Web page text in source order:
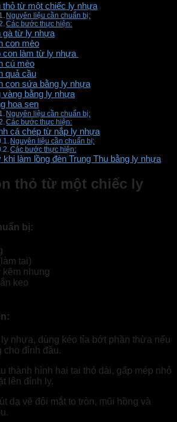
thỏ từ một chiếc ly nhựa
Nguyên liệu cần chuẩn bị:
Các bước thực hiện:
gà từ ly nhựa
con mèo
con làm từ ly nhựa
cú mèo
quả cầu
con sứa bằng ly nhựa
vàng bằng ly nhựa
hoa sen
Nguyên liệu cần chuẩn bị:
Các bước thực hiện:
cá chép từ nắp ly nhựa
Nguyên liệu cần chuẩn bị:
Các bước thực hiện:
làm lồng đèn Trung Thu bằng ly nhựa
thỏ từ một chiếc ly
bị:
tai)
kẽm nhung
keo
nhựa, dùng kéo tỉa bớt phần thừa nếu
cho đỉnh đầu.
thành hình hai tai thỏ dài, gấp mép nhỏ
lên đỉnh ly.
dạ vẽ đôi mắt to tròn, mũi hồng và